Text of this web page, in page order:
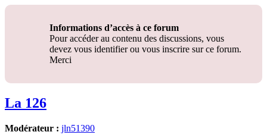
Informations d’accès à ce forum
Pour accéder au contenu des discussions, vous
devez vous identifier ou vous inscrire sur ce forum.
Merci
La 126
Modérateur : jln51390